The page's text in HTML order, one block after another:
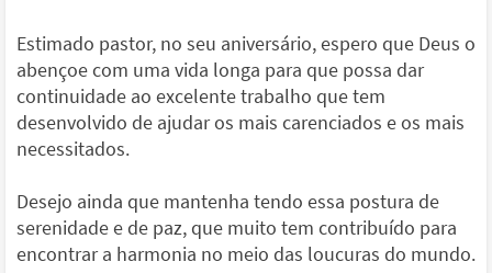
Estimado pastor, no seu aniversário, espero que Deus o
abençoe com uma vida longa para que possa dar
continuidade ao excelente trabalho que tem
desenvolvido de ajudar os mais carenciados e os mais
necessitados.
Desejo ainda que mantenha tendo essa postura de
serenidade e de paz, que muito tem contribuído para
encontrar a harmonia no meio das loucuras do mundo.